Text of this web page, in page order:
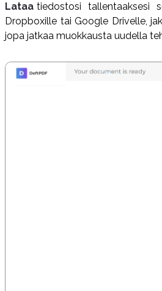
Lataa tiedostosi tallentaaksesi
Dropboxille tai Google Drivelle,
jopa jatkaa muokkausta uudella